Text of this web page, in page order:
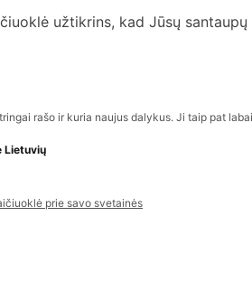
užtikrins, kad Jūsų
rašo ir kuria naujus dalykus. Ji taip pat
Lietuvių
prie savo svetainės